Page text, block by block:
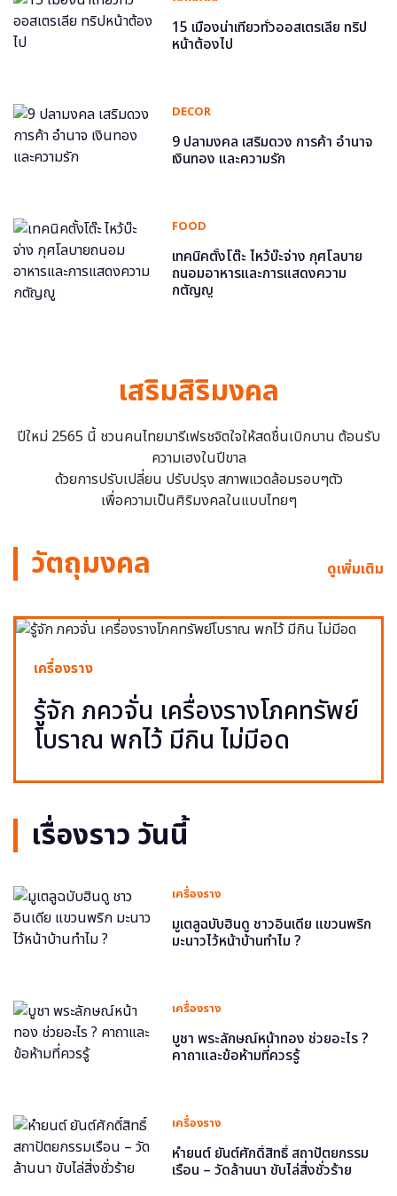
15 เมืองน่าเที่ยวทั่วออสเตรเลีย ทริป
หน้าต้องไป
DECOR
9 ปลามงคล เสริมดวง การค้า อำนาจ
เงินทอง และความรัก
FOOD
เทคนิคตั้งโต๊ะ ไหว้บ๊ะจ่าง กุศโลบาย
ถนอมอาหารและการแสดงความ
กตัญญู
เสริมสิริมงคล
ปีใหม่ 2565 นี้ ชวนคนไทยมารีเฟรชจิตใจให้สดชื่นเบิกบาน ต้อนรับ
ความเฮงในปีขาล
ด้วยการปรับเปลี่ยน ปรับปรุง สภาพแวดล้อมรอบๆตัว
เพื่อความเป็นศิริมงคลในแบบไทยๆ
วัตถุมงคล ดูเพิ่มเติม
เครื่องราง
รู้จัก ภควจั่น เครื่องรางโภคทรัพย์
โบราณ พกไว้ มีกิน ไม่มีอด
เรื่องราว วันนี้
เครื่องราง
มูเตลูฉบับฮินดู ชาวอินเดีย แขวนพริก
มะนาวไว้หน้าบ้านทำไม ?
เครื่องราง
บูชา พระลักษณ์หน้าทอง ช่วยอะไร ?
คาถาและข้อห้ามที่ควรรู้
เครื่องราง
หำยนต์ ยันต์ศักดิ์สิทธิ์ สถาปัตยกรรม
เรือน – วัดล้านนา ขับไล่สิ่งชั่วร้าย